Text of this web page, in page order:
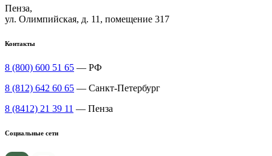
Пенза,
ул. Олимпийская, д. 11, помещение 317
Контакты
8 (800) 600 51 65 — РФ
8 (812) 642 60 65 — Санкт-Петербург
8 (8412) 21 39 11 — Пенза
Социальные сети